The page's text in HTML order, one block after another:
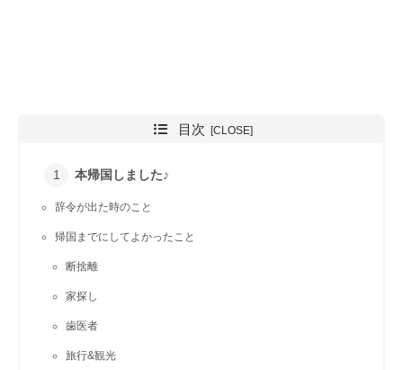
目次
本帰国しました♪
辞令が出た時のこと
帰国までにしてよかったこと
断捨離
家探し
歯医者
旅行&観光